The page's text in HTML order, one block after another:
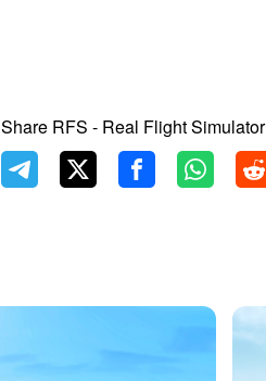
Share RFS - Real Flight Simulator